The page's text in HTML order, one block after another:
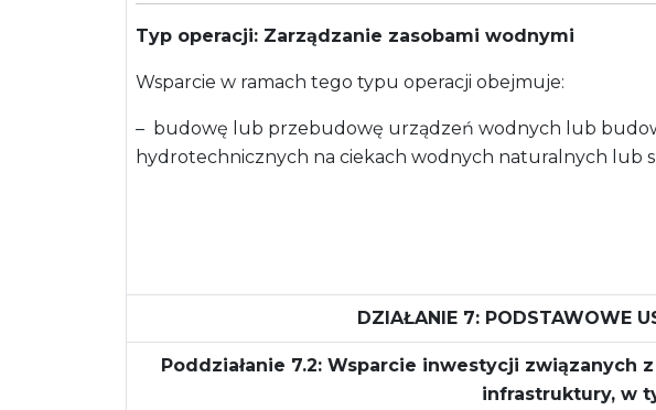
Typ operacji: Zarządzanie zasobami wodnymi
Wsparcie w ramach tego typu operacji obejmuje:
– budowę lub przebudowę urządzeń wodnych lub
hydrotechnicznych na ciekach wodnych naturalnych lub
DZIAŁANIE 7: PODSTAWOWE
Poddziałanie 7.2: Wsparcie inwestycji
infrastruktury, w